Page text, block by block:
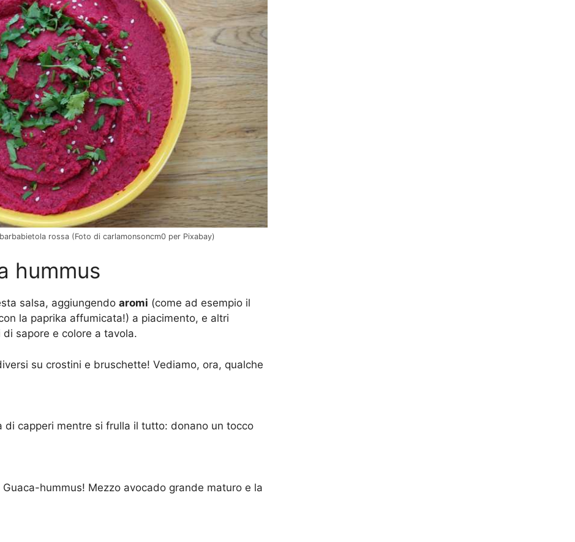
rossa (Foto di carlamonsoncm0 per Pixabay)
hummus
salsa, aggiungendo aromi (come ad esempio il
la paprika affumicata!) a piacimento, e altri
sapore e colore a tavola.
su crostini e bruschette! Vediamo, ora, qualche
di capperi mentre si frulla il tutto: donano un tocco
hummus! Mezzo avocado grande maturo e la